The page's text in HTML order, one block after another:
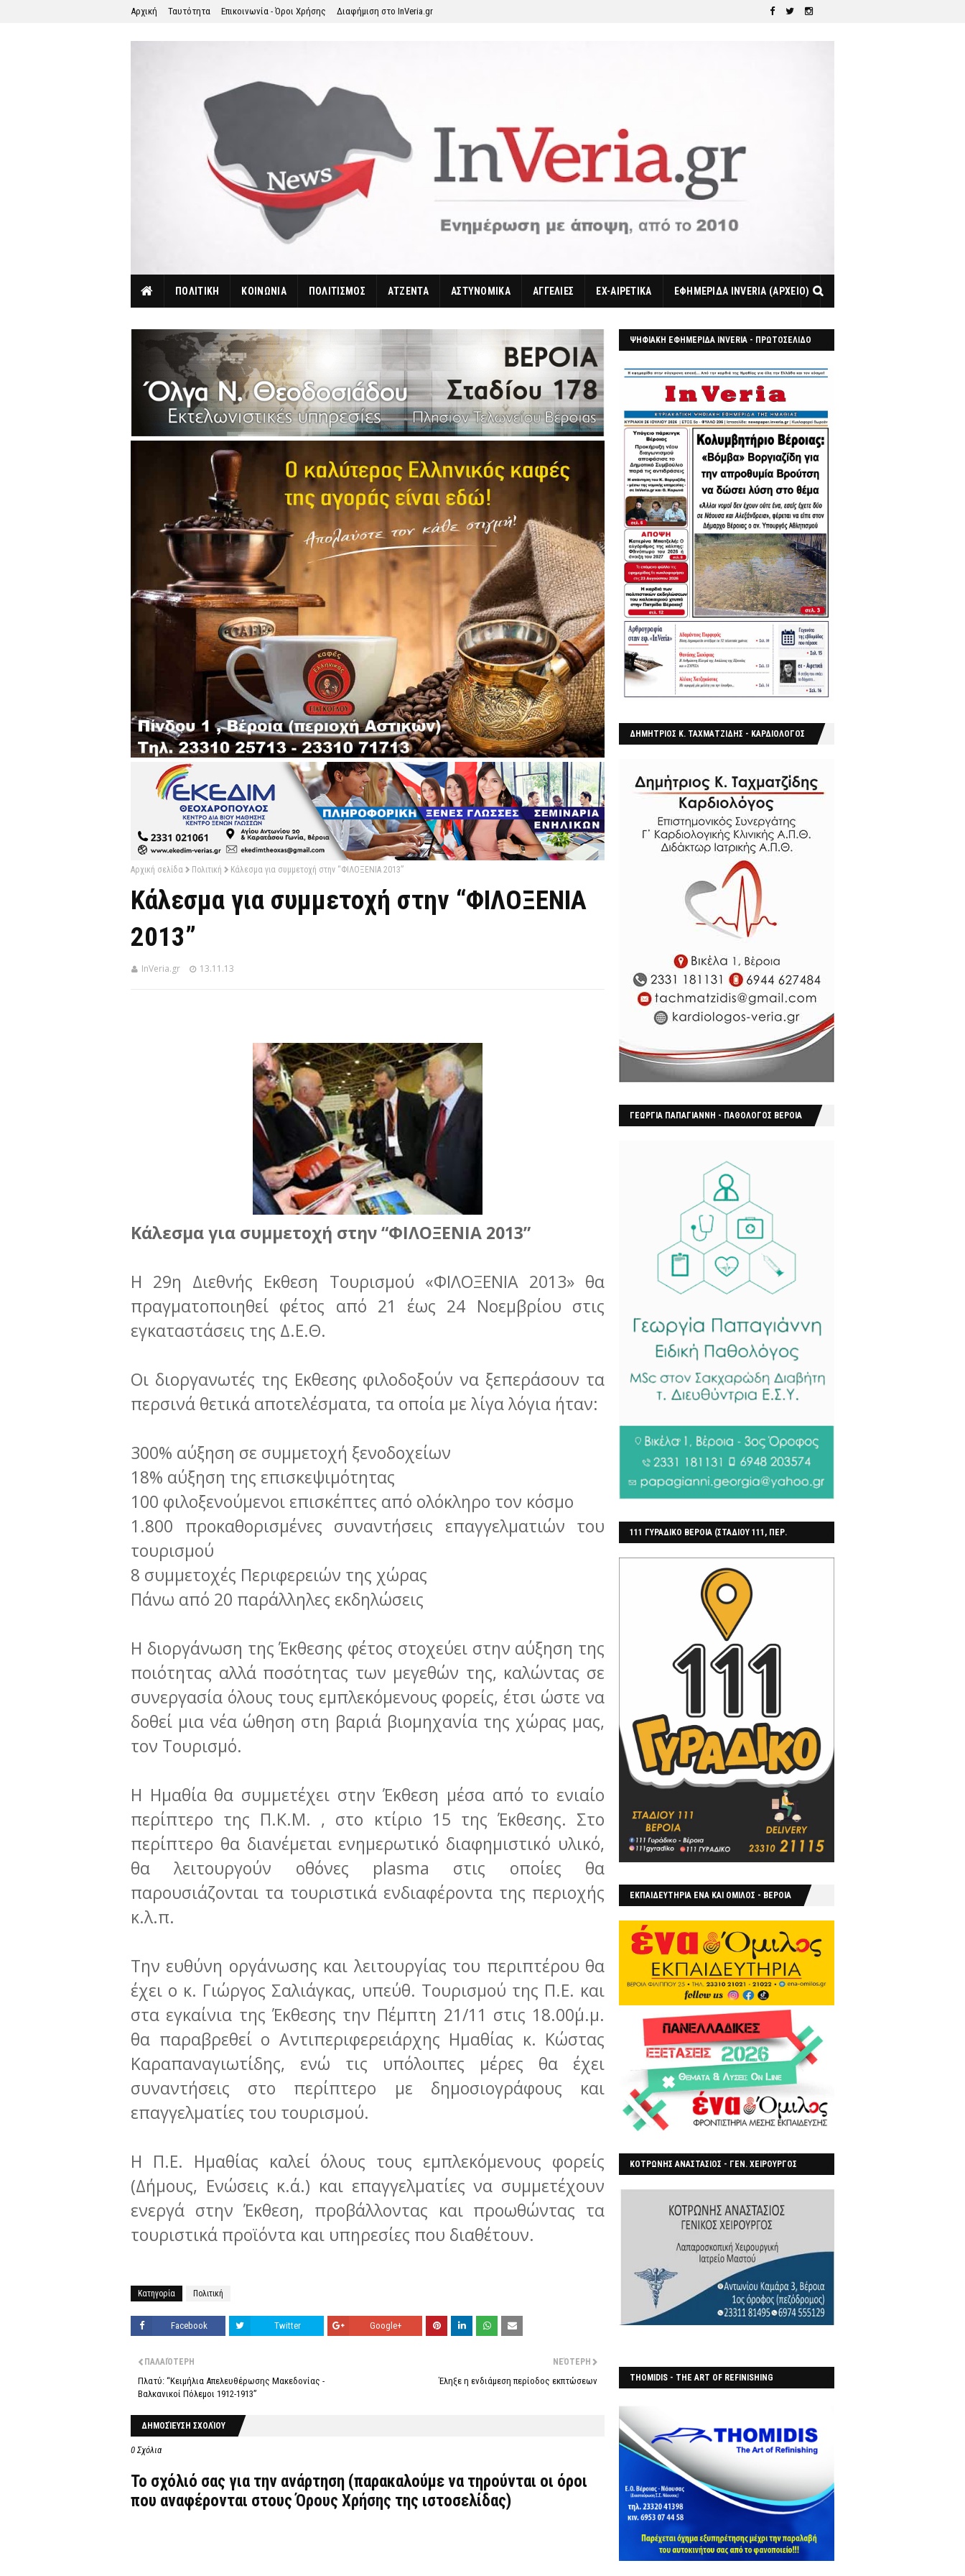
Αρχική Ταυτότητα Επικοινωνία - Όροι Χρήσης Διαφήμιση στο InVeria.gr
ΠΟΛΙΤΙΚΗ ΚΟΙΝΩΝΙΑ ΠΟΛΙΤΙΣΜΟΣ ΑΤΖΕΝΤΑ ΑΣΤΥΝΟΜΙΚΑ ΑΓΓΕΛΙΕΣ EX-ΑΙΡΕΤΙΚΑ ΕΦΗΜΕΡΙΔΑ INVERIA (ΑΡΧΕΙΟ)
Αρχική σελίδα Πολιτική Κάλεσμα για συμμετοχή στην “ΦΙΛΟΞΕΝΙΑ 2013”
Κάλεσμα για συμμετοχή στην “ΦΙΛΟΞΕΝΙΑ
2013”
InVeria.gr 13.11.13
Κάλεσμα για συμμετοχή στην “ΦΙΛΟΞΕΝΙΑ 2013”
Η 29η Διεθνής Εκθεση Τουρισμού «ΦΙΛΟΞΕΝΙΑ 2013» θα
πραγματοποιηθεί φέτος από 21 έως 24 Νοεμβρίου στις
εγκαταστάσεις της Δ.Ε.Θ.
Οι διοργανωτές της Εκθεσης φιλοδοξούν να ξεπεράσουν τα
περσινά θετικά αποτελέσματα, τα οποία με λίγα λόγια ήταν:
300% αύξηση σε συμμετοχή ξενοδοχείων
18% αύξηση της επισκεψιμότητας
100 φιλοξενούμενοι επισκέπτες από ολόκληρο τον κόσμο
1.800 προκαθορισμένες συναντήσεις επαγγελματιών του
τουρισμού
8 συμμετοχές Περιφερειών της χώρας
Πάνω από 20 παράλληλες εκδηλώσεις
Η διοργάνωση της Έκθεσης φέτος στοχεύει στην αύξηση της
ποιότητας αλλά ποσότητας των μεγεθών της, καλώντας σε
συνεργασία όλους τους εμπλεκόμενους φορείς, έτσι ώστε να
δοθεί μια νέα ώθηση στη βαριά βιομηχανία της χώρας μας,
τον Τουρισμό.
Η Ημαθία θα συμμετέχει στην Έκθεση μέσα από το ενιαίο
περίπτερο της Π.Κ.Μ. , στο κτίριο 15 της Έκθεσης. Στο
περίπτερο θα διανέμεται ενημερωτικό διαφημιστικό υλικό,
θα λειτουργούν οθόνες plasma στις οποίες θα
παρουσιάζονται τα τουριστικά ενδιαφέροντα της περιοχής
κ.λ.π.
Την ευθύνη οργάνωσης και λειτουργίας του περιπτέρου θα
έχει ο κ. Γιώργος Σαλιάγκας, υπεύθ. Τουρισμού της Π.Ε. και
στα εγκαίνια της Έκθεσης την Πέμπτη 21/11 στις 18.00΄μ.μ.
θα παραβρεθεί ο Αντιπεριφερειάρχης Ημαθίας κ. Κώστας
Καραπαναγιωτίδης, ενώ τις υπόλοιπες μέρες θα έχει
συναντήσεις στο περίπτερο με δημοσιογράφους και
επαγγελματίες του τουρισμού.
Η Π.Ε. Ημαθίας καλεί όλους τους εμπλεκόμενους φορείς
(Δήμους, Ενώσεις κ.ά.) και επαγγελματίες να συμμετέχουν
ενεργά στην Έκθεση, προβάλλοντας και προωθώντας τα
τουριστικά προϊόντα και υπηρεσίες που διαθέτουν.
Κατηγορία Πολιτική
Facebook Twitter Google+
ΝΕΌΤΕΡΗ
Έληξε η ενδιάμεση περίοδος εκπτώσεων
ΠΑΛΑΙΌΤΕΡΗ
Πλατύ: “Κειμήλια Απελευθέρωσης Μακεδονίας -
Βαλκανικοί Πόλεμοι 1912-1913”
ΔΗΜΟΣΊΕΥΣΗ ΣΧΟΛΊΟΥ
0 Σχόλια
Το σχόλιό σας για την ανάρτηση (παρακαλούμε να τηρούνται οι όροι
που αναφέρονται στουςΌρους Χρήσης της ιστοσελίδας)
ΨΗΦΙΑΚΗ ΕΦΗΜΕΡΙΔΑ INVERIA - ΠΡΩΤΟΣΕΛΙΔΟ
ΔΗΜΗΤΡΙΟΣ Κ. ΤΑΧΜΑΤΖΙΔΗΣ - ΚΑΡΔΙΟΛΟΓΟΣ
ΓΕΩΡΓΙΑ ΠΑΠΑΓΙΑΝΝΗ - ΠΑΘΟΛΟΓΟΣ ΒΕΡΟΙΑ
111 ΓΥΡΑΔΙΚΟ ΒΕΡΟΙΑ (ΣΤΑΔΙΟΥ 111, ΠΕΡ.
ΕΚΠΑΙΔΕΥΤΗΡΙΑ ΕΝΑ ΚΑΙ ΟΜΙΛΟΣ - ΒΕΡΟΙΑ
ΚΟΤΡΩΝΗΣ ΑΝΑΣΤΑΣΙΟΣ - ΓΕΝ. ΧΕΙΡΟΥΡΓΟΣ
THOMIDIS - THE ART OF REFINISHING